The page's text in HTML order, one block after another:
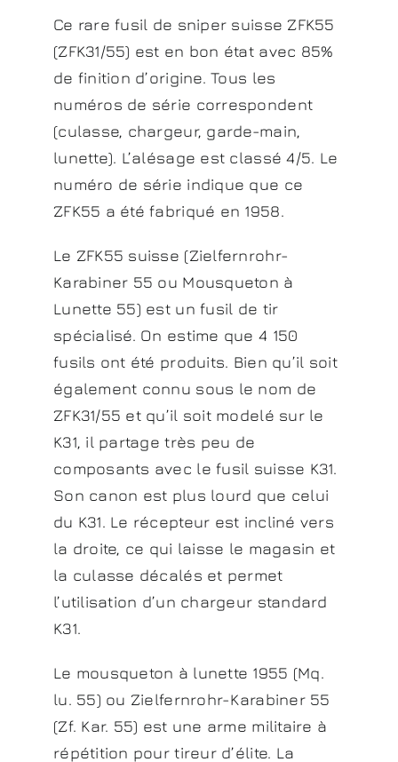
Ce rare fusil de sniper suisse ZFK55
(ZFK31/55) est en bon état avec 85%
de finition d’origine. Tous les
numéros de série correspondent
(culasse, chargeur, garde-main,
lunette). L’alésage est classé 4/5. Le
numéro de série indique que ce
ZFK55 a été fabriqué en 1958.
Le ZFK55 suisse (Zielfernrohr-
Karabiner 55 ou Mousqueton à
Lunette 55) est un fusil de tir
spécialisé. On estime que 4 150
fusils ont été produits. Bien qu’il soit
également connu sous le nom de
ZFK31/55 et qu’il soit modelé sur le
K31, il partage très peu de
composants avec le fusil suisse K31.
Son canon est plus lourd que celui
du K31. Le récepteur est incliné vers
la droite, ce qui laisse le magasin et
la culasse décalés et permet
l’utilisation d’un chargeur standard
K31.
Le mousqueton à lunette 1955 (Mq.
lu. 55) ou Zielfernrohr-Karabiner 55
(Zf. Kar. 55) est une arme militaire à
répétition pour tireur d’élite. La